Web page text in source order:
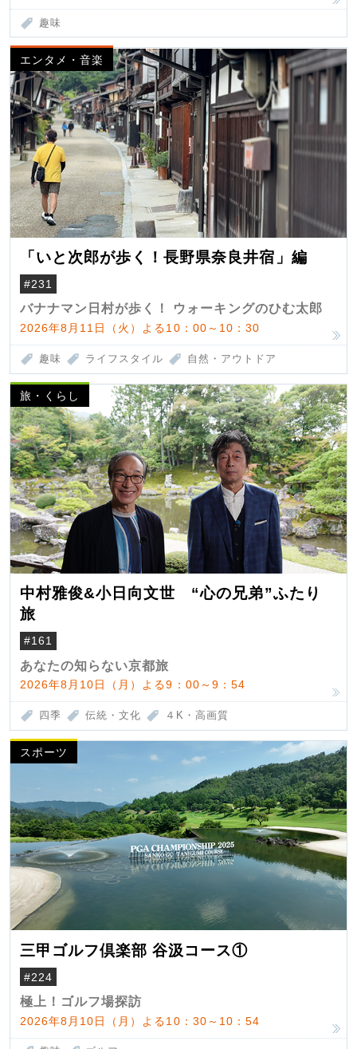
趣味
エンタメ・音楽
「いと次郎が歩く！長野県奈良井宿」編
#231
バナナマン日村が歩く！ ウォーキングのひむ太郎
2026年8月11日（火）よる10：00～10：30
趣味 ライフスタイル 自然・アウトドア
旅・くらし
中村雅俊&小日向文世 “心の兄弟”ふたり
旅
#161
あなたの知らない京都旅
2026年8月10日（月）よる9：00～9：54
四季 伝統・文化 ４K・高画質
スポーツ
三甲ゴルフ倶楽部 谷汲コース①
#224
極上！ゴルフ場探訪
2026年8月10日（月）よる10：30～10：54